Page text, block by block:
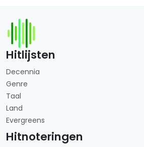
Hitlijsten
Decennia
Genre
Taal
Land
Evergreens
Hitnoteringen